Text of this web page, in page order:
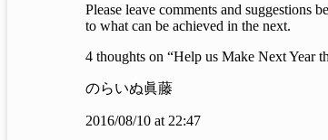
Please leave comments and
to what can be achieved in the next.
4 thoughts on “Help us Make Next Year
のらいぬ眞藤
2016/08/10 at 22:47